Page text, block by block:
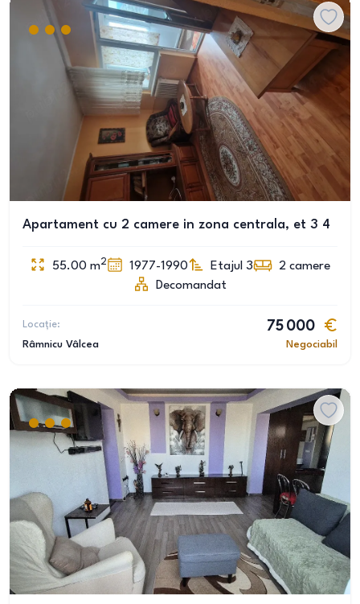
Apartament cu 2 camere in zona centrala, et 3 4
55.00 m2 1977-1990 Etajul 3 2 camere
Decomandat
Locație:
Râmnicu Vâlcea
75 000
Negociabil